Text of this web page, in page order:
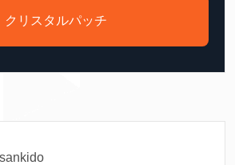
クリスタルパッチ
sankido